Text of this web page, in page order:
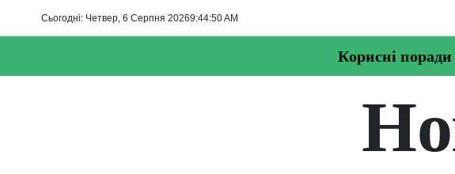
Сьогодні: Четвер, 6 Серпня 20269:44:51AM
Корисні поради